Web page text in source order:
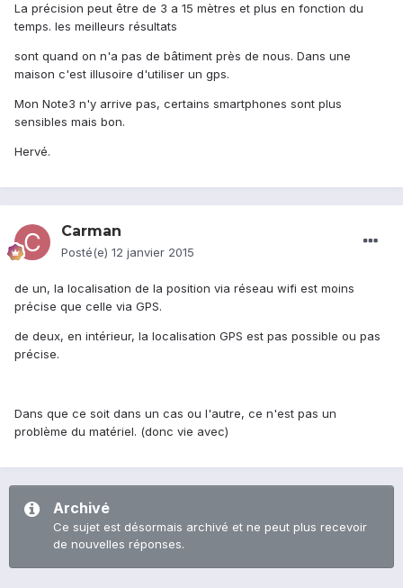
La précision peut être de 3 a 15 mètres et plus en fonction du
temps. les meilleurs résultats
sont quand on n'a pas de bâtiment près de nous. Dans une
maison c'est illusoire d'utiliser un gps.
Mon Note3 n'y arrive pas, certains smartphones sont plus
sensibles mais bon.
Hervé.
Carman
Posté(e) 12 janvier 2015
de un, la localisation de la position via réseau wifi est moins
précise que celle via GPS.
de deux, en intérieur, la localisation GPS est pas possible ou pas
précise.
Dans que ce soit dans un cas ou l'autre, ce n'est pas un
problème du matériel. (donc vie avec)
Archivé
Ce sujet est désormais archivé et ne peut plus recevoir
de nouvelles réponses.